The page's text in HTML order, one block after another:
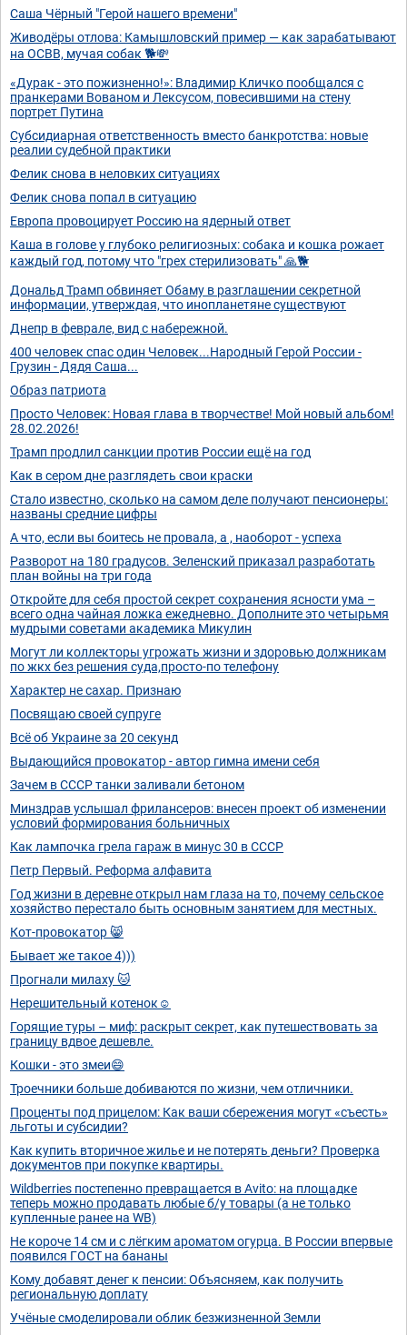
Саша Чёрный "Герой нашего времени"
Живодёры отлова: Камышловский пример — как зарабатывают
на ОСВВ, мучая собак 🐕💸
«Дурак - это пожизненно!»: Владимир Кличко пообщался с
пранкерами Вованом и Лексусом, повесившими на стену
портрет Путина
Субсидиарная ответственность вместо банкротства: новые
реалии судебной практики
Фелик снова в неловких ситуациях
Фелик снова попал в ситуацию
Европа провоцирует Россию на ядерный ответ
Каша в голове у глубоко религиозных: собака и кошка рожает
каждый год, потому что "грех стерилизовать" 🙏🐕
Дональд Трамп обвиняет Обаму в разглашении секретной
информации, утверждая, что инопланетяне существуют
Днепр в феврале, вид с набережной.
400 человек спас один Человек...Народный Герой России -
Грузин - Дядя Саша...
Образ патриота
Просто Человек: Новая глава в творчестве! Мой новый альбом!
28.02.2026!
Трамп продлил санкции против России ещё на год
Как в сером дне разглядеть свои краски
Стало известно, сколько на самом деле получают пенсионеры:
названы средние цифры
А что, если вы боитесь не провала, а , наоборот - успеха
Разворот на 180 градусов. Зеленский приказал разработать
план войны на три года
Откройте для себя простой секрет сохранения ясности ума –
всего одна чайная ложка ежедневно. Дополните это четырьмя
мудрыми советами академика Микулин
Могут ли коллекторы угрожать жизни и здоровью должникам
по жкх без решения суда,просто-по телефону
Характер не сахар. Признаю
Посвящаю своей супруге
Всё об Украине за 20 секунд
Выдающийся провокатор - автор гимна имени себя
Зачем в СССР танки заливали бетоном
Минздрав услышал фрилансеров: внесен проект об изменении
условий формирования больничных
Как лампочка грела гараж в минус 30 в СССР
Петр Первый. Реформа алфавита
Год жизни в деревне открыл нам глаза на то, почему сельское
хозяйство перестало быть основным занятием для местных.
Кот-провокатор 😸
Бывает же такое 4)))
Прогнали милаху 🐱
Нерешительный котенок☺️
Горящие туры – миф: раскрыт секрет, как путешествовать за
границу вдвое дешевле.
Кошки - это змеи😄
Троечники больше добиваются по жизни, чем отличники.
Проценты под прицелом: Как ваши сбережения могут «съесть»
льготы и субсидии?
Как купить вторичное жилье и не потерять деньги? Проверка
документов при покупке квартиры.
Wildberries постепенно превращается в Avito: на площадке
теперь можно продавать любые б/у товары (а не только
купленные ранее на WB)
Не короче 14 см и с лёгким ароматом огурца. В России впервые
появился ГОСТ на бананы
Кому добавят денег к пенсии: Объясняем, как получить
региональную доплату
Учёные смоделировали облик безжизненной Земли